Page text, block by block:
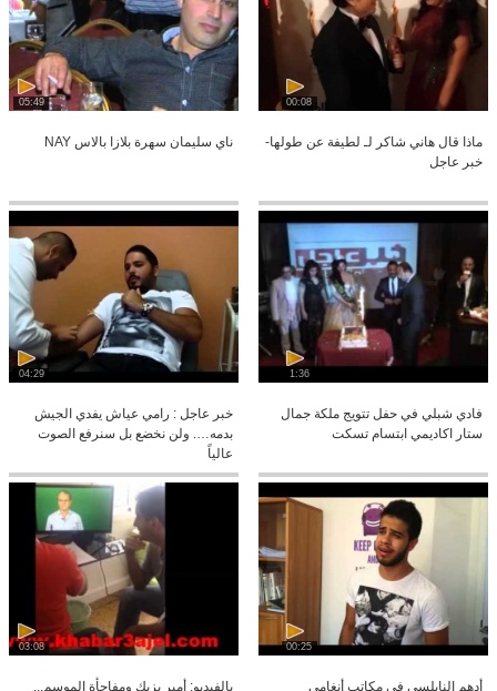
00:08
ماذا قال هاني شاكر لـ لطيفة عن طولها-
خبر عاجل
05:49
ناي سليمان سهرة بلازا بالاس NAY
1:36
فادي شبلي في حفل تتويج ملكة جمال
ستار اكاديمي ابتسام تسكت
04:29
خبر عاجل : رامي عياش يفدي الجيش
بدمه…. ولن نخضع بل سنرفع الصوت
عالياً
00:25
أدهم النابلسي في مكاتب أنغامي
03:08
بالفيديو: أمير يزبك ومفاجأة الموسم...